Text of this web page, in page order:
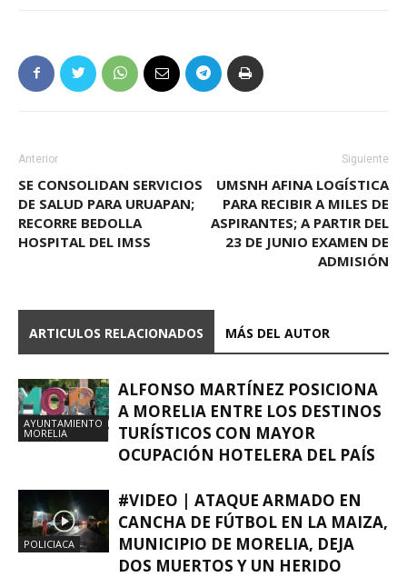
Anterior
SE CONSOLIDAN SERVICIOS
DE SALUD PARA URUAPAN;
RECORRE BEDOLLA
HOSPITAL DEL IMSS
Siguiente
UMSNH AFINA LOGÍSTICA
PARA RECIBIR A MILES DE
ASPIRANTES; A PARTIR DEL
23 DE JUNIO EXAMEN DE
ADMISIÓN
ARTICULOS RELACIONADOS MÁS DEL AUTOR
AYUNTAMIENTO
MORELIA
ALFONSO MARTÍNEZ POSICIONA
A MORELIA ENTRE LOS DESTINOS
TURÍSTICOS CON MAYOR
OCUPACIÓN HOTELERA DEL PAÍS
POLICIACA
#VIDEO | ATAQUE ARMADO EN
CANCHA DE FÚTBOL EN LA MAIZA,
MUNICIPIO DE MORELIA, DEJA
DOS MUERTOS Y UN HERIDO